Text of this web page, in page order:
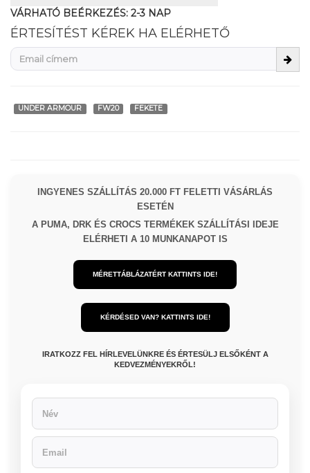
VÁRHATÓ BEÉRKEZÉS: 2-3 NAP
ÉRTESÍTÉST KÉREK HA ELÉRHETŐ
UNDER ARMOUR FW20 FEKETE
INGYENES SZÁLLÍTÁS 20.000 FT FELETTI VÁSÁRLÁS
ESETÉN
A PUMA, DRK ÉS CROCS TERMÉKEK SZÁLLÍTÁSI IDEJE
ELÉRHETI A 10 MUNKANAPOT IS
MÉRETTÁBLÁZATÉRT KATTINTS IDE!
KÉRDÉSED VAN? KATTINTS IDE!
IRATKOZZ FEL HÍRLEVELÜNKRE ÉS ÉRTESÜLJ ELSŐKÉNT A
KEDVEZMÉNYEKRŐL!